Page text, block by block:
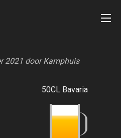
2021 doorKamphuis
50CL Bavaria